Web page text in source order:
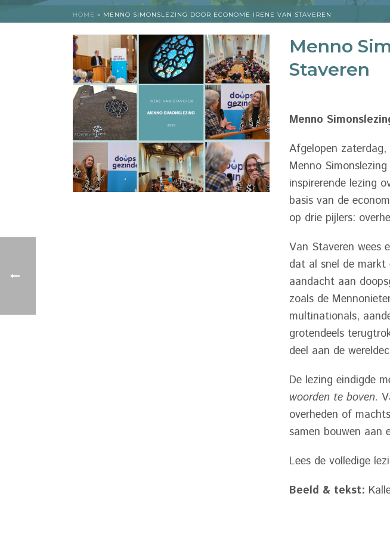
HOME » MENNO SIMONSLEZING DOOR ECONOME IRENE VAN STAVEREN
Menno
Staveren
Menno
Afgelopen
Menno
inspirerende lezing
basis van de
op drie pijlers:
Van Staveren wees
dat al snel de markt
aandacht aan
zoals de
multinationals,
grotendeels
deel aan de
De lezing eindigde
woorden te boven.
overheden of
samen bouwen aan
Lees de volledige
Beeld & tekst: